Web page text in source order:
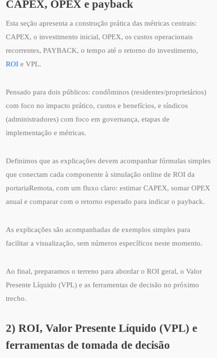
CAPEX, OPEX e payback
Esta seção apresenta a construção prática das métricas centrais:
CAPEX, o investimento inicial, OPEX, os custos operacionais
recorrentes, PAYBACK, o tempo até o retorno do investimento,
ROI e VPL.
Pensado para dois públicos: condôminos (residentes/proprietários)
com foco no impacto prático, custos e benefícios, e síndicos
(administradores) com foco em governança, etapas de
implementação e métricas.
Definimos que as explicações devem acompanhar fórmulas simples
que conectam cada componente à simulação online de ROI da
portariaRemota, com um fluxo claro: estimar CAPEX, somar OPEX
anual e comparar com o retorno esperado para indicar o payback.
As explicações são acompanhadas de exemplos simples para
facilitar a visualização, sem números específicos neste momento.
Ao final, preparamos o terreno para abordar o ROI geral, o Valor
Presente Líquido (VPL) e as ferramentas de decisão no próximo
trecho.
2) ROI, Valor Presente Líquido (VPL) e
ferramentas de tomada de decisão